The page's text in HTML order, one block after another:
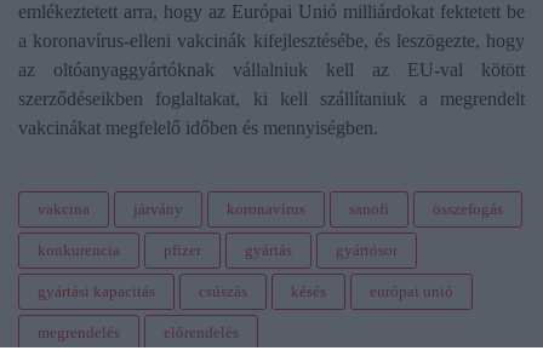
emlékeztetett arra, hogy az Európai Unió milliárdokat fektetett be
a koronavírus-elleni vakcinák kifejlesztésébe, és leszögezte, hogy
az oltóanyaggyártóknak vállalniuk kell az EU-val kötött
szerződéseikben foglaltakat, ki kell szállítaniuk a megrendelt
vakcinákat megfelelő időben és mennyiségben.
vakcina járvány koronavírus sanofi összefogás
konkurencia pfizer gyártás gyártósor
gyártási kapacitás csúszás késés európai unió
megrendelés előrendelés